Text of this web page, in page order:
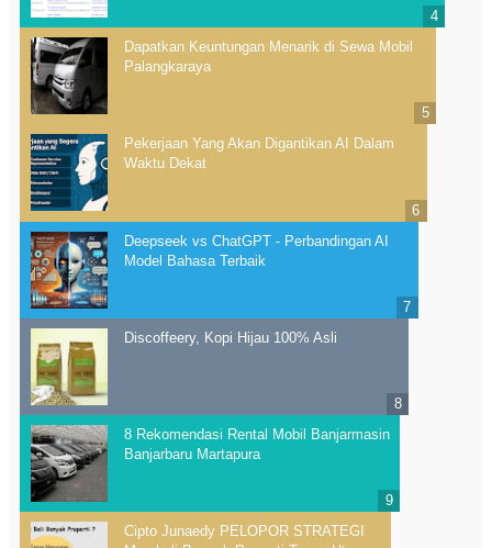
Dapatkan Keuntungan Menarik di Sewa Mobil
Palangkaraya
Pekerjaan Yang Akan Digantikan AI Dalam
Waktu Dekat
Deepseek vs ChatGPT - Perbandingan AI
Model Bahasa Terbaik
Discoffeery, Kopi Hijau 100% Asli
8 Rekomendasi Rental Mobil Banjarmasin
Banjarbaru Martapura
Cipto Junaedy PELOPOR STRATEGI